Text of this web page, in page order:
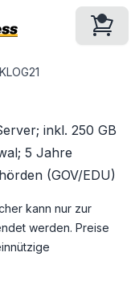
inkl. 250 GB
5 Jahre
(GOV/EDU)
kann nur zur
werden. Preise